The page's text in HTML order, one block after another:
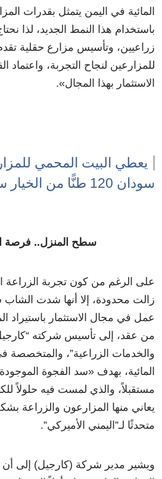
المائية في اليمن يتمثل بقدرات
باستخدام هذا النمط الجديد، لذا
زراعيين، وتأسيس مزارع حقلية
للمزارعين لنجاح التجربة،
الاستثمار بهذا المجال».
يعطي البيت المحمي
سودان 120 طنًّا من الخيار سنويًّا.
سطح المنزل.. فرصة
على الرغم من كون تجربة الزراعة
زالت محدودة، إلا أنها شدت
عمل في مجال الاستثمار باستيراد
من عقد، إلى تأسيس شركته
والخدمات الزراعية”، والمتخصصة
المائية، بهدف «سد الفجوة
مستقبلاً، والذي لمست فيه حلولاً
يعاني منها المزارعون والزراعة
متحدثًا لـ”اليمني الأميركي”.
ويشير مدير شركة (كارجيل) إلى أن